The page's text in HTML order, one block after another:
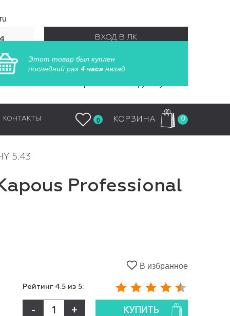
ВХОД В ЛК
РЕГИСТРАЦИЯ
КОНТАКТЫ 0 КОРЗИНА 0
5.43
Professional
В избранное
Рейтинг 4.5 из 5:
- + КУПИТЬ
Этот товар был куплен
последний раз 4 часа назад